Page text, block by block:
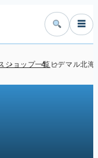
☰
ショップ一覧 ヒデマル北海